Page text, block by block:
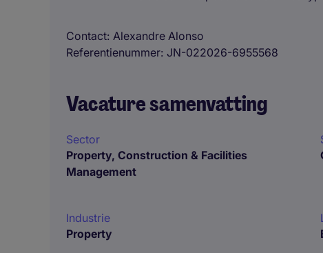
Contact Alexandre Alonso
Referentienummer JN-022026-6955568
Vacature samenvatting
Sector
Property, Construction & Facilities
Management
Industrie
Property